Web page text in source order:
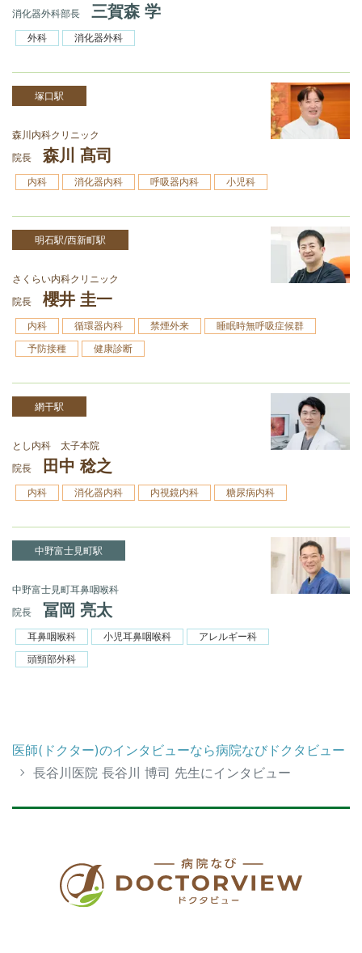
消化器外科部長 三賀森 学
外科 消化器外科
塚口駅
森川内科クリニック
院長
森川 髙司
内科 消化器内科 呼吸器内科 小児科
明石駅/西新町駅
さくらい内科クリニック
院長
櫻井 圭一
内科 循環器内科 禁煙外来
睡眠時無呼吸症候群
予防接種
健康診断
網干駅
とし内科 太子本院
院長
田中 稔之
内科 消化器内科 内視鏡内科 糖尿病内科
中野富士見町駅
中野富士見町耳鼻咽喉科
院長
冨岡 亮太
耳鼻咽喉科 小児耳鼻咽喉科
アレルギー科
頭頸部外科
医師(ドクター)のインタビューなら病院なびドクタビュー
長谷川医院 長谷川 博司 先生にインタビュー